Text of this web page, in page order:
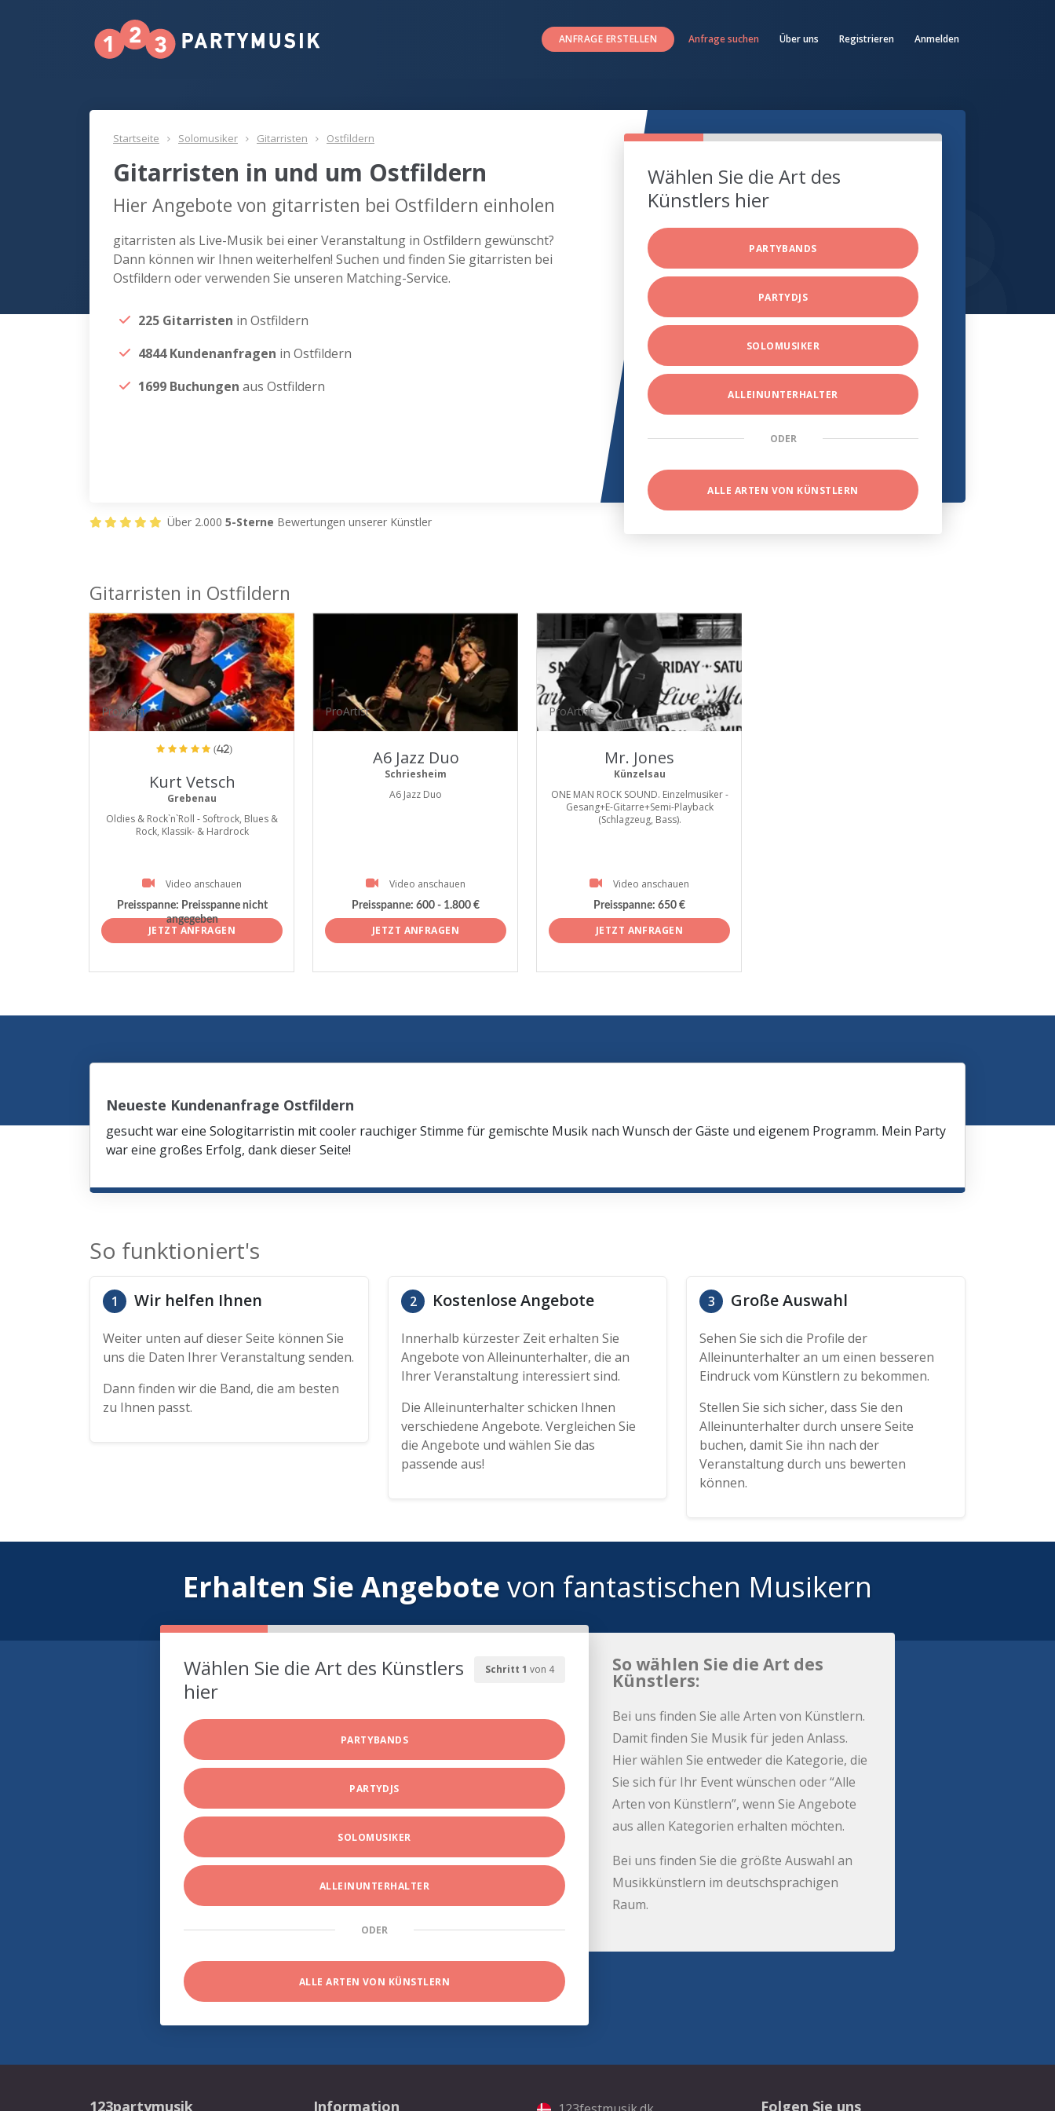
ANFRAGE ERSTELLEN Anfrage suchen Über uns Registrieren Anmelden
Startseite Solomusiker Gitarristen Ostfildern
Gitarristen in und um Ostfildern
Hier Angebote von gitarristen bei Ostfildern einholen
gitarristen als Live-Musik bei einer Veranstaltung in Ostfildern gewünscht?
Dann können wir Ihnen weiterhelfen! Suchen und finden Sie gitarristen bei
Ostfildern oder verwenden Sie unseren Matching-Service.
225 Gitarristen in Ostfildern
4844 Kundenanfragen in Ostfildern
1699 Buchungen aus Ostfildern
Wählen Sie die Art des
Künstlers hier
PARTYBANDS
PARTYDJS
SOLOMUSIKER
ALLEINUNTERHALTER
ODER
ALLE ARTEN VON KÜNSTLERN
Über 2.000 5-Sterne Bewertungen unserer Künstler
Gitarristen in Ostfildern
ProArtist
(42)
Kurt Vetsch
Grebenau
Oldies & Rock`n`Roll - Softrock, Blues &
Rock, Klassik- & Hardrock
Video anschauen
Preisspanne: Preisspanne nicht
angegeben
JETZT ANFRAGEN
ProArtist
A6 Jazz Duo
Schriesheim
A6 Jazz Duo
Video anschauen
Preisspanne: 600 - 1.800 €
JETZT ANFRAGEN
ProArtist
Mr. Jones
Künzelsau
ONE MAN ROCK SOUND. Einzelmusiker -
Gesang+E-Gitarre+Semi-Playback
(Schlagzeug, Bass).
Video anschauen
Preisspanne: 650 €
JETZT ANFRAGEN
Neueste Kundenanfrage Ostfildern
gesucht war eine Sologitarristin mit cooler rauchiger Stimme für gemischte Musik nach Wunsch der Gäste und eigenem Programm. Mein Party
war eine großes Erfolg, dank dieser Seite!
So funktioniert's
1 Wir helfen Ihnen
Weiter unten auf dieser Seite können Sie
uns die Daten Ihrer Veranstaltung senden.
Dann finden wir die Band, die am besten
zu Ihnen passt.
2 Kostenlose Angebote
Innerhalb kürzester Zeit erhalten Sie
Angebote von Alleinunterhalter, die an
Ihrer Veranstaltung interessiert sind.
Die Alleinunterhalter schicken Ihnen
verschiedene Angebote. Vergleichen Sie
die Angebote und wählen Sie das
passende aus!
3 Große Auswahl
Sehen Sie sich die Profile der
Alleinunterhalter an um einen besseren
Eindruck vom Künstlern zu bekommen.
Stellen Sie sich sicher, dass Sie den
Alleinunterhalter durch unsere Seite
buchen, damit Sie ihn nach der
Veranstaltung durch uns bewerten
können.
Erhalten Sie Angebote von fantastischen Musikern
Schritt 1 von 4
Wählen Sie die Art des Künstlers
hier
PARTYBANDS
PARTYDJS
SOLOMUSIKER
ALLEINUNTERHALTER
ODER
ALLE ARTEN VON KÜNSTLERN
So wählen Sie die Art des
Künstlers:
Bei uns finden Sie alle Arten von Künstlern.
Damit finden Sie Musik für jeden Anlass.
Hier wählen Sie entweder die Kategorie, die
Sie sich für Ihr Event wünschen oder “Alle
Arten von Künstlern”, wenn Sie Angebote
aus allen Kategorien erhalten möchten.
Bei uns finden Sie die größte Auswahl an
Musikkünstlern im deutschsprachigen
Raum.
123partymusik Information Folgen Sie uns